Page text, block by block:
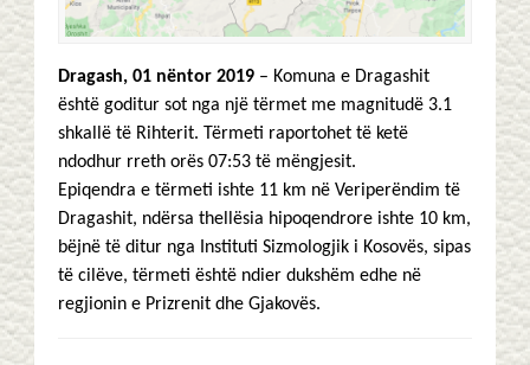
Dragash, 01 nëntor 2019 – Komuna e Dragashit
është goditur sot nga një tërmet me magnitudë 3.1
shkallë të Rihterit. Tërmeti raportohet të ketë
ndodhur rreth orës 07:53 të mëngjesit.
Epiqendra e tërmeti ishte 11 km në Veriperëndim të
Dragashit, ndërsa thellësia hipoqendrore ishte 10 km,
bëjnë të ditur nga Instituti Sizmologjik i Kosovës, sipas
të cilëve, tërmeti është ndier dukshëm edhe në
regjionin e Prizrenit dhe Gjakovës.